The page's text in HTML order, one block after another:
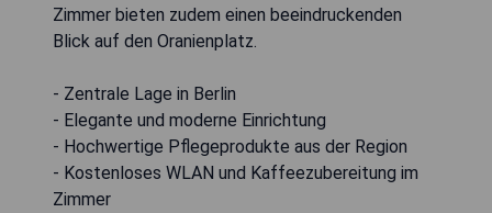
Zimmer bieten zudem einen beeindruckenden
Blick auf den Oranienplatz.
- Zentrale Lage in Berlin
- Elegante und moderne Einrichtung
- Hochwertige Pflegeprodukte aus der Region
- Kostenloses WLAN und Kaffeezubereitung im
Zimmer